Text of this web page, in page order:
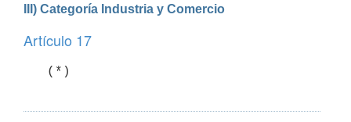
III) Categoría Industria y Comercio
Artículo 17
   (*)